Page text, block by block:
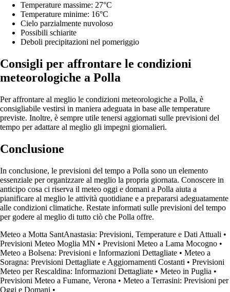
Temperature massime: 27°C
Temperature minime: 16°C
Cielo parzialmente nuvoloso
Possibili schiarite
Deboli precipitazioni nel pomeriggio
Consigli per affrontare le condizioni
meteorologiche a Polla
Per affrontare al meglio le condizioni meteorologiche a Polla, è
consigliabile vestirsi in maniera adeguata in base alle temperature
previste. Inoltre, è sempre utile tenersi aggiornati sulle previsioni del
tempo per adattare al meglio gli impegni giornalieri.
Conclusione
In conclusione, le previsioni del tempo a Polla sono un elemento
essenziale per organizzare al meglio la propria giornata. Conoscere in
anticipo cosa ci riserva il meteo oggi e domani a Polla aiuta a
pianificare al meglio le attività quotidiane e a prepararsi adeguatamente
alle condizioni climatiche. Restate informati sulle previsioni del tempo
per godere al meglio di tutto ciò che Polla offre.
Meteo a Motta SantAnastasia: Previsioni, Temperature e Dati Attuali •
Previsioni Meteo Moglia MN • Previsioni Meteo a Lama Mocogno •
Meteo a Bolsena: Previsioni e Informazioni Dettagliate • Meteo a
Soragna: Previsioni Dettagliate e Aggiornamenti Costanti • Previsioni
Meteo per Rescaldina: Informazioni Dettagliate • Meteo in Puglia •
Previsioni Meteo a Fumane, Verona • Meteo a Terrasini: Previsioni per
Oggi e Domani •